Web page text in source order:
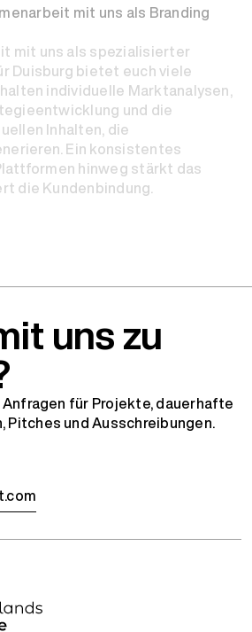
mit uns als Branding
mit uns als spezialisierter
Duisburg bietet euch viele
individuelle Marktanalysen,
und die
Inhalten, die
Ein konsistentes
hinweg stärkt das
die Kundenbindung.
uns zu
für Projekte, dauerhafte
Pitches und Ausschreibungen.